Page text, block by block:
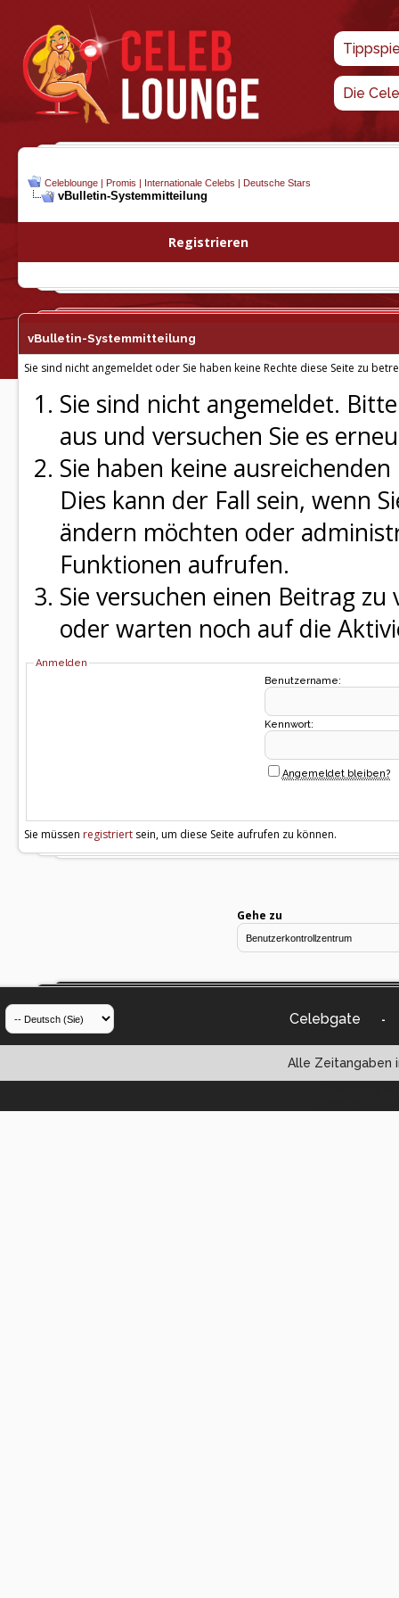
Die
Celeblounge | Promis | Internationale Celebs | Deutsche Stars
vBulletin-Systemmitteilung
Registrieren
vBulletin-Systemmitteilung
Sie sind nicht angemeldet oder Sie haben keine Rechte diese Seite zu
Sie sind nicht angemeldet.
aus und versuchen Sie es
Sie haben keine
Dies kann der Fall sein, wenn
ändern möchten oder
Funktionen aufrufen.
Sie versuchen einen Beitrag
oder warten noch auf die
Anmelden
Benutzername:
Kennwort:
Angemeldet bleiben?
Sie müssen registriert sein, um diese Seite aufrufen zu können.
Gehe zu
Celebgate -
Alle Zeitangaben